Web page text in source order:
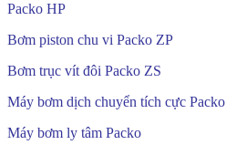
Packo HP
Bơm piston chu vi Packo ZP
Bơm trục vít đôi Packo ZS
Máy bơm dịch chuyển tích cực Packo
Máy bơm ly tâm Packo